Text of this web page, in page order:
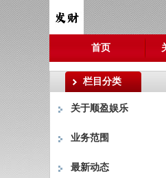
首页
栏目分类
关于顺盈娱乐
业务范围
最新动态